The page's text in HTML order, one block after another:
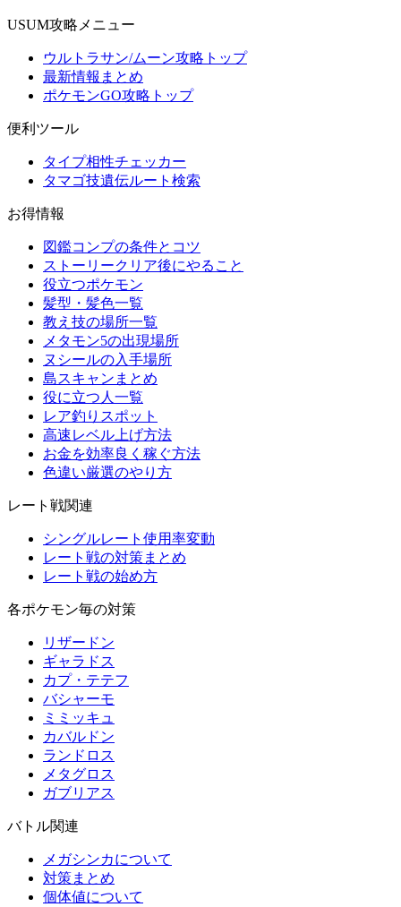
USUM攻略メニュー
ウルトラサン/ムーン攻略トップ
最新情報まとめ
ポケモンGO攻略トップ
便利ツール
タイプ相性チェッカー
タマゴ技遺伝ルート検索
お得情報
図鑑コンプの条件とコツ
ストーリークリア後にやること
役立つポケモン
髪型・髪色一覧
教え技の場所一覧
メタモン5の出現場所
ヌシールの入手場所
島スキャンまとめ
役に立つ人一覧
レア釣りスポット
高速レベル上げ方法
お金を効率良く稼ぐ方法
色違い厳選のやり方
レート戦関連
シングルレート使用率変動
レート戦の対策まとめ
レート戦の始め方
各ポケモン毎の対策
リザードン
ギャラドス
カプ・テテフ
バシャーモ
ミミッキュ
カバルドン
ランドロス
メタグロス
ガブリアス
バトル関連
メガシンカについて
対策まとめ
個体値について